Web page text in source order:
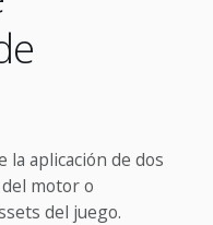
la aplicación de dos
motor o
del juego.